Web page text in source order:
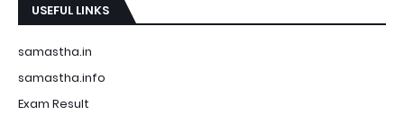
USEFUL LINKS
samastha.in
samastha.info
Exam Result